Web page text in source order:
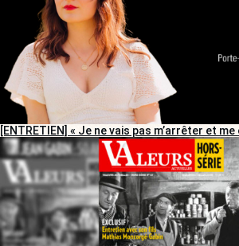
[ENTRETIEN] « Je ne vais pas m’arrêter et